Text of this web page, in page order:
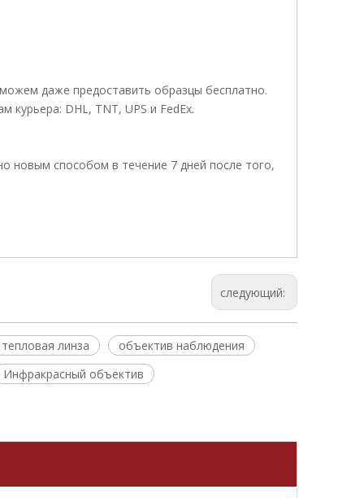
даже предоставить образцы бесплатно.
DHL, TNT, UPS и FedEx.
новым способом в течение 7 дней после того,
следующий:
тепловая линза
объектив наблюдения
Инфракрасный объектив